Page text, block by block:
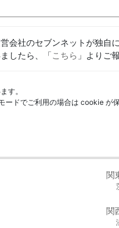
会社のセブンネットが独
したら、「こちら 」よりご
す。
ドでご利用の場合は cookie が
関
関